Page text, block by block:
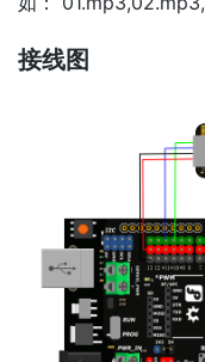
接线图